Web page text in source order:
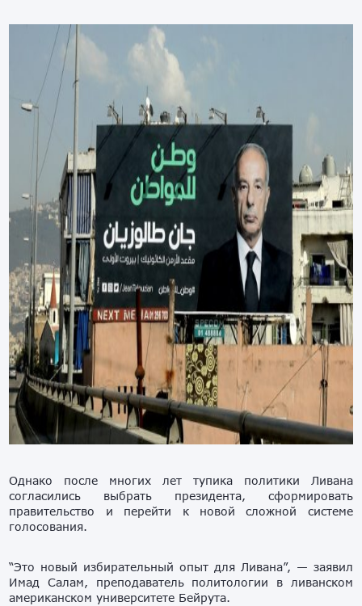
Однако после многих лет тупика политики Ливана
согласились выбрать президента, сформировать
правительство и перейти к новой сложной системе
голосования.
“Это новый избирательный опыт для Ливана”, — заявил
Имад Салам, преподаватель политологии в ливанском
американском университете Бейрута.